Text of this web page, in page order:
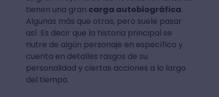
tienen una gran carga autobiográfica.
Algunas más que otras, pero suele pasar
así. Es decir que la historia principal se
nutre de algún personaje en específico y
cuenta en detalles rasgos de su
personalidad y ciertas acciones a lo largo
del tiempo.